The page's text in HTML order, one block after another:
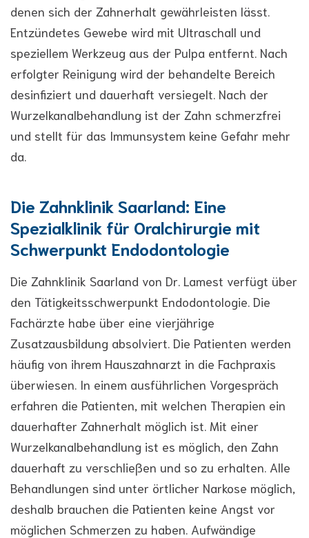
denen sich der Zahnerhalt gewährleisten lässt.
Entzündetes Gewebe wird mit Ultraschall und
speziellem Werkzeug aus der Pulpa entfernt. Nach
erfolgter Reinigung wird der behandelte Bereich
desinfiziert und dauerhaft versiegelt. Nach der
Wurzelkanalbehandlung ist der Zahn schmerzfrei
und stellt für das Immunsystem keine Gefahr mehr
da.
Die Zahnklinik Saarland: Eine
Spezialklinik für Oralchirurgie mit
Schwerpunkt Endodontologie
Die Zahnklinik Saarland von Dr. Lamest verfügt über
den Tätigkeitsschwerpunkt Endodontologie. Die
Fachärzte habe über eine vierjährige
Zusatzausbildung absolviert. Die Patienten werden
häufig von ihrem Hauszahnarzt in die Fachpraxis
überwiesen. In einem ausführlichen Vorgespräch
erfahren die Patienten, mit welchen Therapien ein
dauerhafter Zahnerhalt möglich ist. Mit einer
Wurzelkanalbehandlung ist es möglich, den Zahn
dauerhaft zu verschließen und so zu erhalten. Alle
Behandlungen sind unter örtlicher Narkose möglich,
deshalb brauchen die Patienten keine Angst vor
möglichen Schmerzen zu haben. Aufwändige